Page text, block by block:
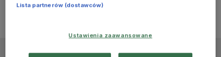
Lista partnerów (dostawców)
Ustawienia zaawansowane